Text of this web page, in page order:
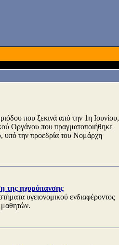
που ξεκινά από την 1η Ιουνίου,
Οργάνου που πραγματοποιήθηκε
υπό την προεδρία του Νομάρχη
της ηχορύπανσης
υγειονομικού ενδιαφέροντος
μαθητών.